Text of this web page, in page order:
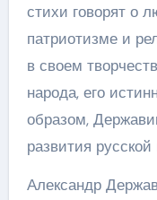
стихи говорят о
патриотизме и
в своем
народа, его
образом,
развития
Александр